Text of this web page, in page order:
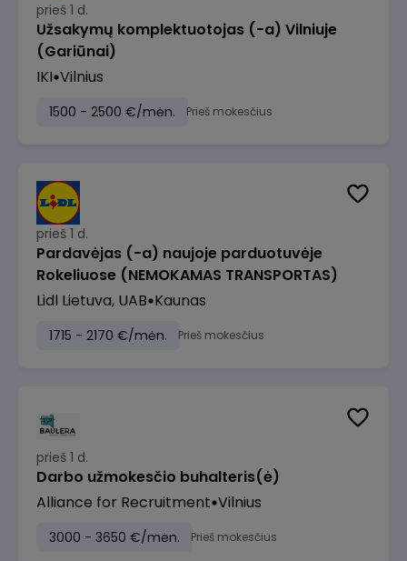
prieš 1 d.
Užsakymų komplektuotojas (-a) Vilniuje
(Gariūnai)
IKI Vilnius
1500 - 2500 €/mėn. Prieš mokesčius
prieš 1 d.
Pardavėjas (-a) naujoje parduotuvėje
Rokeliuose (NEMOKAMAS TRANSPORTAS)
Lidl Lietuva, UAB Kaunas
1715 - 2170 €/mėn. Prieš mokesčius
prieš 1 d.
Darbo užmokesčio buhalteris(ė)
Alliance for Recruitment Vilnius
3000 - 3650 €/mėn. Prieš mokesčius